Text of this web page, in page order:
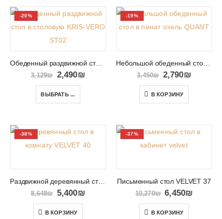
-20%
Обеденный раздвижной стол в столовую KRIS-VERO ST02
3,129₪ 2,490₪
ВЫБРАТЬ ...
-19%
Небольшой обеденный стол в пинат охель QUANT 10
3,450₪ 2,790₪
В КОРЗИНУ
-38%
Раздвижной деревянный стол VELVET 40
8,648₪ 5,400₪
В КОРЗИНУ
-37%
Письменный стол VELVET 37
10,270₪ 6,450₪
В КОРЗИНУ